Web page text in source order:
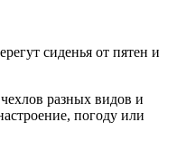
сиденья от пятен и
разных видов и
погоду или